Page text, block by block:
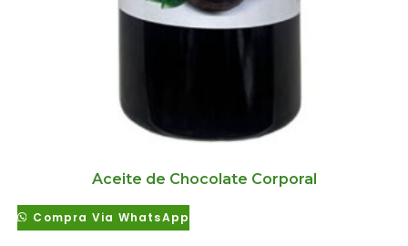
Aceite de Chocolate Corporal
Compra Via WhatsApp